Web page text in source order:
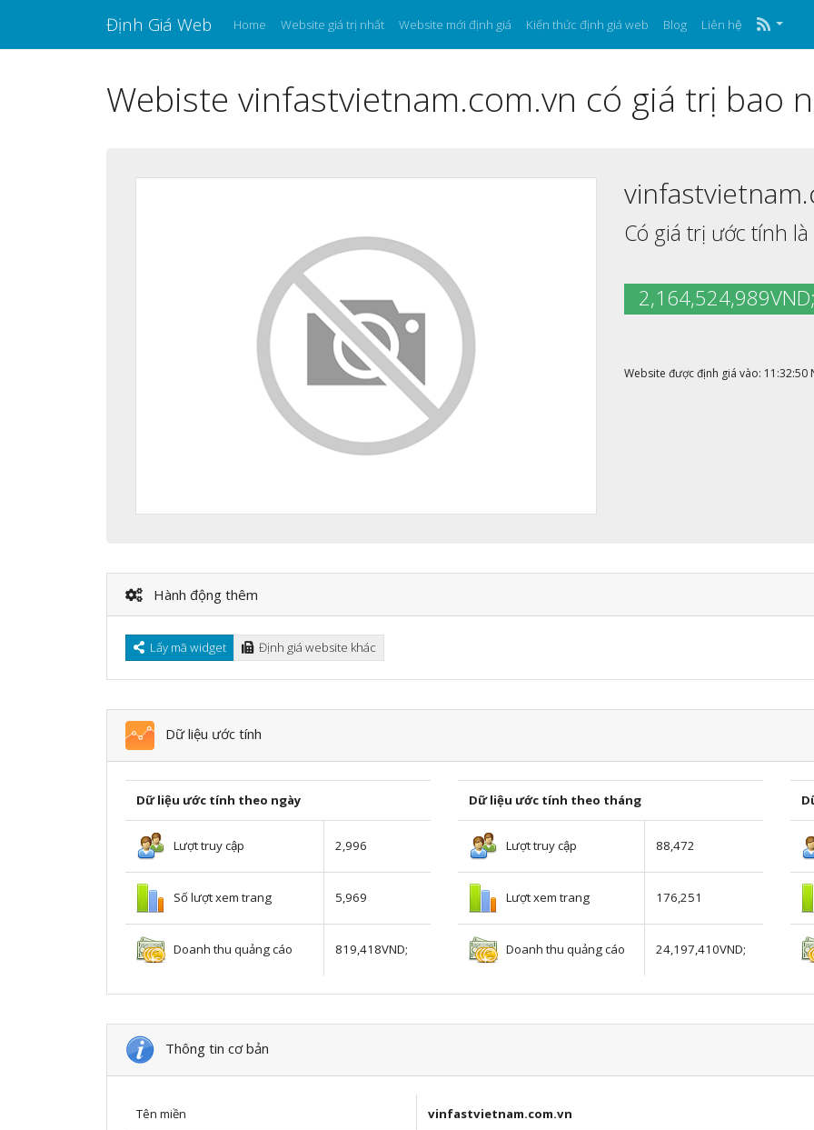
Định Giá Web Home Website giá trị nhất Website mới định giá Kiến thức định giá web Blog Liên hệ
Webiste vinfastvietnam.com.vn có giá trị bao
Có giá trị ước tính là
Website được định giá vào:
Hành động thêm
Lấy mã widget Định giá website khác
Dữ liệu ước tính
Dữ liệu ước tính theo ngày
Lượt truy cập 2,996
Số lượt xem trang 5,969
Doanh thu quảng cáo 819,418VND;
Dữ liệu ước tính theo tháng
Lượt truy cập 88,472
Lượt xem trang 176,251
Doanh thu quảng cáo 24,197,410VND;
Thông tin cơ bản
Tên miền vinfastvietnam.com.vn